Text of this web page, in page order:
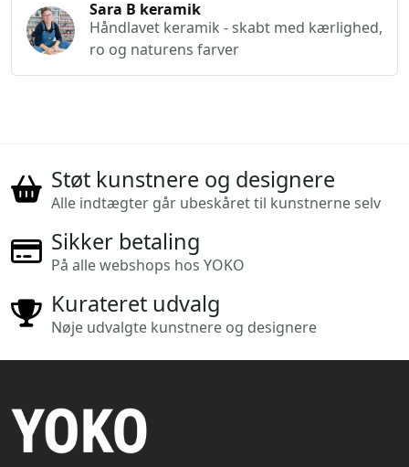
Sara B keramik
Håndlavet keramik - skabt med kærlighed,
ro og naturens farver
Støt kunstnere og designere
Alle indtægter går ubeskåret til kunstnerne selv
Sikker betaling
På alle webshops hos YOKO
Kurateret udvalg
Nøje udvalgte kunstnere og designere